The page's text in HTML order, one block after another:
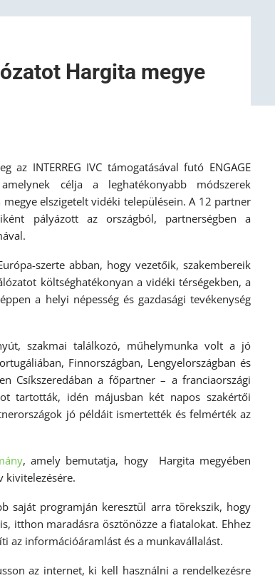
Hargita megye
INTERREG IVC támogatásával futó ENGAGE
célja a leghatékonyabb módszerek
elszigetelt vidéki településein. A 12 partner
pályázott az országból, partnerségben a
szerte abban, hogy vezetőik, szakembereik
költséghatékonyan a vidéki térségekben, a
a helyi népesség és gazdasági tevékenység
szakmai találkozó, műhelymunka volt a jó
Finnországban, Lengyelországban és
Csíkszeredában a főpartner – a franciaországi
tartották, idén májusban két napos szakértői
jó példáit ismertették és felmérték az
, amely bemutatja, hogy Hargita megyében
kivitelezésére.
saját programján keresztül arra törekszik, hogy
itthon maradásra ösztönözze a fiatalokat. Ehhez
az információáramlást és a munkavállalást.
az internet, ki kell használni a rendelkezésre